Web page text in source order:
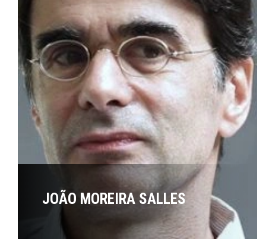
JOÃO MOREIRA SALLES